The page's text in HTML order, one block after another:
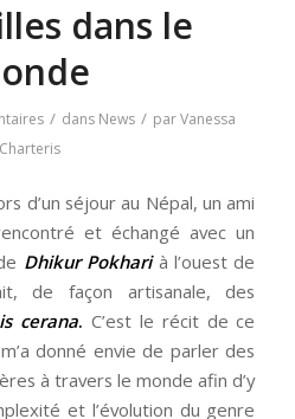
dans le
/ dans News / parVanessa
Charteris
d’un séjour au Népal, un ami
et échangé avec un
Dhikur Pokhari à l’ouest de
de façon artisanale, des
cerana. C’est le récit de ce
donné envie de parler des
à travers le monde afin d’y
et l’évolution du genre